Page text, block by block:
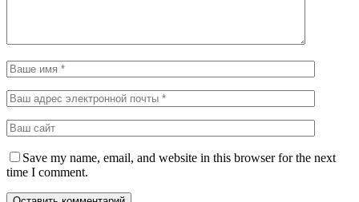
Save my name, email, and website in this browser for the next
time I comment.